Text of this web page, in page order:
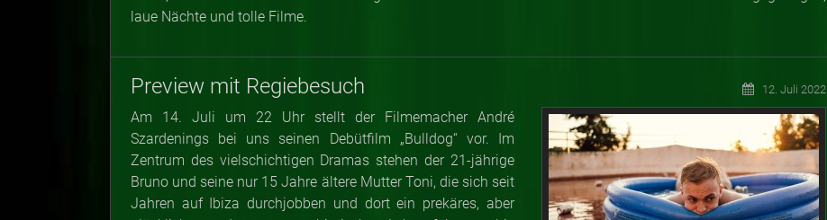
laue Nächte und tolle Filme.
Preview mit Regiebesuch 12. Juli 2022
Am 14. Juli um 22 Uhr stellt der Filmemacher André
Szardenings bei uns seinen Debütfilm „Bulldog“ vor. Im
Zentrum des vielschichtigen Dramas stehen der 21-jährige
Bruno und seine nur 15 Jahre ältere Mutter Toni, die sich seit
Jahren auf Ibiza durchjobben und dort ein prekäres, aber